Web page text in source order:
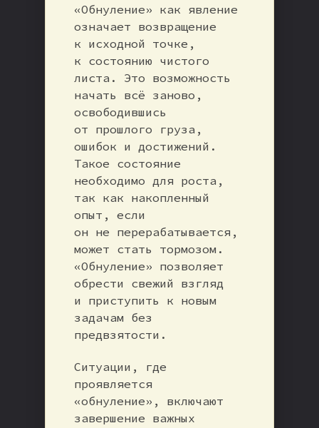
«Обнуление» как явление
означает возвращение
к исходной точке,
к состоянию чистого
листа. Это возможность
начать всё заново,
освободившись
от прошлого груза,
ошибок и достижений.
Такое состояние
необходимо для роста,
так как накопленный
опыт, если
он не перерабатывается,
может стать тормозом.
«Обнуление» позволяет
обрести свежий взгляд
и приступить к новым
задачам без
предвзятости.
Ситуации, где
проявляется
«обнуление», включают
завершение важных